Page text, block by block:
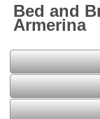
Bed and
Armerina